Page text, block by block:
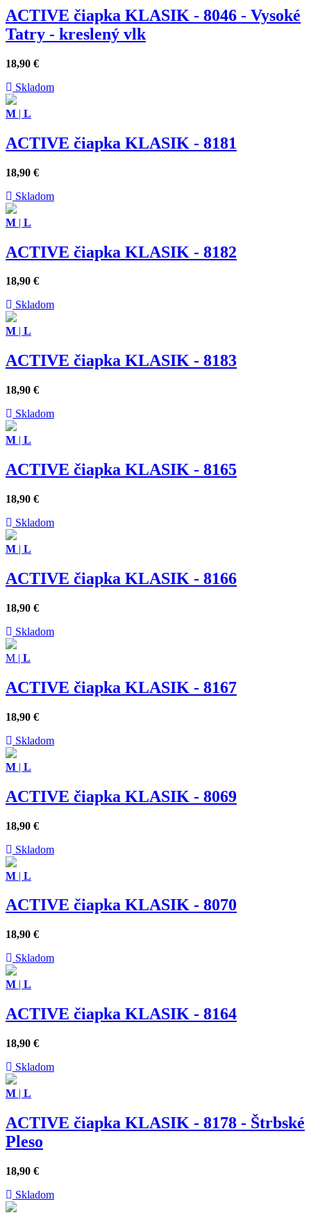
ACTIVE čiapka KLASIK - 8046 - Vysoké
Tatry - kreslený vlk
18,90 €
Skladom
M | L
ACTIVE čiapka KLASIK - 8181
18,90 €
Skladom
M | L
ACTIVE čiapka KLASIK - 8182
18,90 €
Skladom
M | L
ACTIVE čiapka KLASIK - 8183
18,90 €
Skladom
M | L
ACTIVE čiapka KLASIK - 8165
18,90 €
Skladom
M | L
ACTIVE čiapka KLASIK - 8166
18,90 €
Skladom
M | L
ACTIVE čiapka KLASIK - 8167
18,90 €
Skladom
M | L
ACTIVE čiapka KLASIK - 8069
18,90 €
Skladom
M | L
ACTIVE čiapka KLASIK - 8070
18,90 €
Skladom
M | L
ACTIVE čiapka KLASIK - 8164
18,90 €
Skladom
M | L
ACTIVE čiapka KLASIK - 8178 - Štrbské
Pleso
18,90 €
Skladom